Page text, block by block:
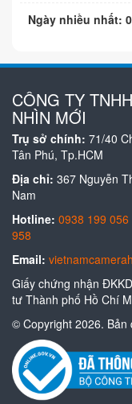
Ngày nhiều nhất:
CÔNG TY
NHÌN MỚI
Trụ sở chính: 71/40
Tân Phú, Tp.HCM
Địa chỉ: 367 Nguyễn
Nam
Hotline: 0938 199 056
958
Email:
Giấy chứng nhận
tư Thành phố Hồ Chí
© Copyright 2026. Bản